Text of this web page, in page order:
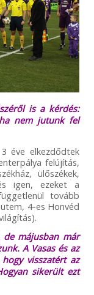
is a kérdés:
nem jutunk fel
éve elkezdődtek
felújítás,
ülőszékek,
igen, ezeket a
tovább
4-es Honvéd
de májusban már
A Vasas és az
visszatért az
sikerült ezt